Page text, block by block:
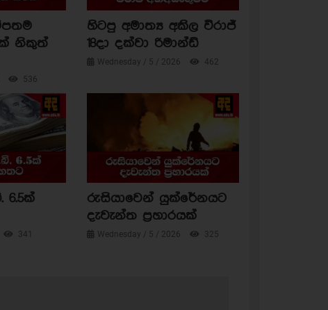
නිකුත්
536
හිටපු අමාත්‍ය අකිල විරාජ්
18දා දක්වා රිමාන්ඩ්
Wednesday / 5 / 2026 462
6.5ක්
341
රුසියාවෙන් යුක්රේනයට
දැවැන්ත ප්‍රහාරයක්
Wednesday / 5 / 2026 325